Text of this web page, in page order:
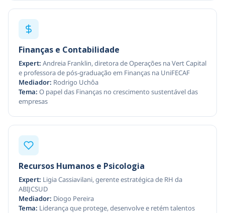
Finanças e Contabilidade
Expert: Andreia Franklin, diretora de Operações na Vert Capital
e professora de pós-graduação em Finanças na UniFECAF
Mediador: Rodrigo Uchôa
Tema: O papel das Finanças no crescimento sustentável das
empresas
Recursos Humanos e Psicologia
Expert: Ligia Cassiavilani, gerente estratégica de RH da
ABIJCSUD
Mediador: Diogo Pereira
Tema: Liderança que protege, desenvolve e retém talentos